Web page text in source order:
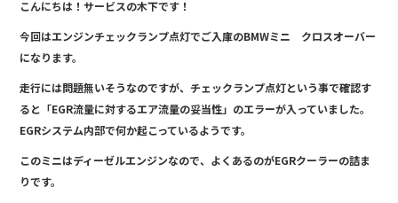
c
e
b
o
o
k
e
こんにちは！サービスの木下です！
今回はエンジンチェックランプ点灯でご入庫のBMWミニ クロスオーバー
になります。
走行には問題無いそうなのですが、チェックランプ点灯という事で確認す
ると「EGR流量に対するエア流量の妥当性」のエラーが入っていました。
EGRシステム内部で何か起こっているようです。
このミニはディーゼルエンジンなので、よくあるのがEGRクーラーの詰ま
りです。